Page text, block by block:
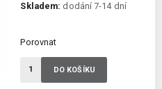
Skladem: dodání 7-14 dní
Porovnat
DO KOŠÍKU